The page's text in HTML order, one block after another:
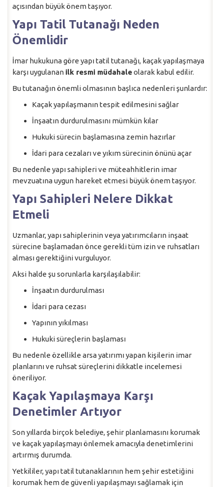
açısından büyük önem taşıyor.
Yapı Tatil Tutanağı Neden
Önemlidir
İmar hukukuna göre yapı tatil tutanağı, kaçak yapılaşmaya
karşı uygulanan ilk resmi müdahaleolarak kabul edilir.
Bu tutanağın önemli olmasının başlıca nedenleri şunlardır:
Kaçak yapılaşmanın tespit edilmesini sağlar
İnşaatın durdurulmasını mümkün kılar
Hukuki sürecin başlamasına zemin hazırlar
İdari para cezaları ve yıkım sürecinin önünü açar
Bu nedenle yapı sahipleri ve müteahhitlerin imar
mevzuatına uygun hareket etmesi büyük önem taşıyor.
Yapı Sahipleri Nelere Dikkat
Etmeli
Uzmanlar, yapı sahiplerinin veya yatırımcıların inşaat
sürecine başlamadan önce gerekli tüm izin ve ruhsatları
alması gerektiğini vurguluyor.
Aksi halde şu sorunlarla karşılaşılabilir:
İnşaatın durdurulması
İdari para cezası
Yapının yıkılması
Hukuki süreçlerin başlaması
Bu nedenle özellikle arsa yatırımı yapan kişilerin imar
planlarını ve ruhsat süreçlerini dikkatle incelemesi
öneriliyor.
Kaçak Yapılaşmaya Karşı
Denetimler Artıyor
Son yıllarda birçok belediye, şehir planlamasını korumak
ve kaçak yapılaşmayı önlemek amacıyla denetimlerini
artırmış durumda.
Yetkililer, yapı tatil tutanaklarının hem şehir estetiğini
korumak hem de güvenli yapılaşmayı sağlamak için